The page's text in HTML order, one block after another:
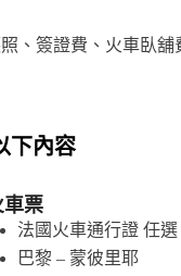
、簽證費、火車臥舖
下內容
車票
法國火車通行證 任選
巴黎 – 蒙彼里耶